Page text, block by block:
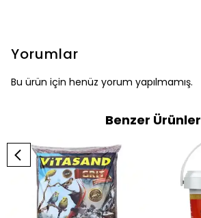
Yorumlar
Bu ürün için henüz yorum yapılmamış.
Benzer Ürünler